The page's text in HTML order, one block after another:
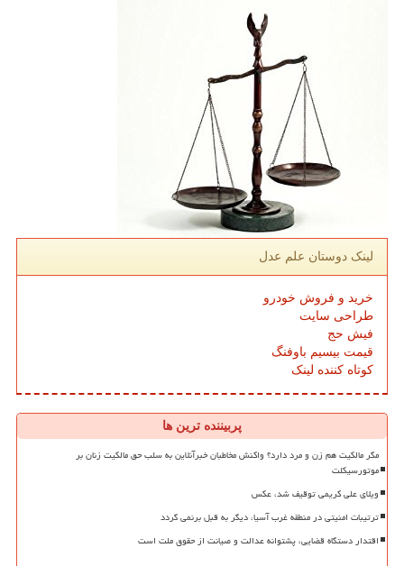
لینک دوستان علم عدل
خرید و فروش خودرو
طراحی سایت
فیش حج
قیمت بیسیم باوفنگ
کوتاه کننده لینک
پربیننده ترین ها
مگر مالکیت هم زن و مرد دارد؟ واکنش مخاطبان خبرآنلاین به سلب حق مالکیت زنان بر
موتورسیکلت
ویلای علی کریمی توقیف شد، عکس
ترتیبات امنیتی در منطقه غرب آسیا، دیگر به قبل برنمی گردد
اقتدار دستگاه قضایی، پشتوانه عدالت و صیانت از حقوق ملت است